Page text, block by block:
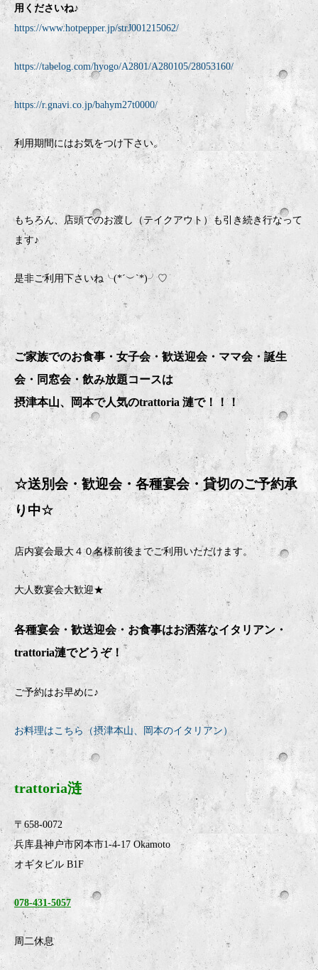
用くださいね♪
https://www.hotpepper.jp/strJ001215062/
https://tabelog.com/hyogo/A2801/A280105/28053160/
https://r.gnavi.co.jp/bahym27t0000/
利用期間にはお気をつけ下さい。
もちろん、店頭でのお渡し（テイクアウト）も引き続き行なって
ます♪
是非ご利用下さいね╰(*´︶`*)╯♡
ご家族でのお食事・女子会・歓送迎会・ママ会・誕生
会・同窓会・飲み放題コースは
摂津本山、岡本で人気のtrattoria 漣で！！！
☆送別会・歓迎会・各種宴会・貸切のご予約承
り中☆
店内宴会最大４０名様前後までご利用いただけます。
大人数宴会大歓迎★
各種宴会・歓送迎会・お食事はお洒落なイタリアン・
trattoria漣でどうぞ！
ご予約はお早めに♪
お料理はこちら（摂津本山、岡本のイタリアン）
trattoria涟
〒658-0072
兵库县神户市冈本市1-4-17 Okamoto
オギタビル B1F
078-431-5057
周二休息